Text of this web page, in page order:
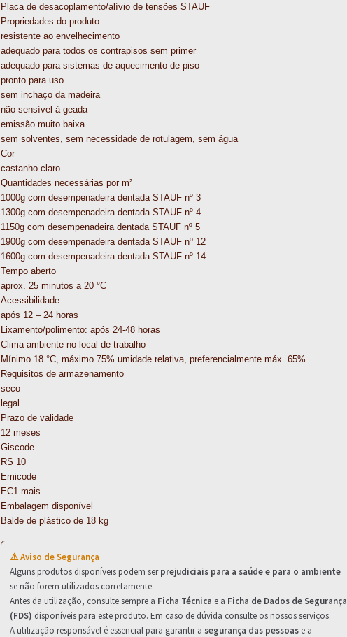
Placa de desacoplamento/alívio de tensões STAUF
Propriedades do produto
resistente ao envelhecimento
adequado para todos os contrapisos sem primer
adequado para sistemas de aquecimento de piso
pronto para uso
sem inchaço da madeira
não sensível à geada
emissão muito baixa
sem solventes, sem necessidade de rotulagem, sem água
Cor
castanho claro
Quantidades necessárias por m²
1000g com desempenadeira dentada STAUF nº 3
1300g com desempenadeira dentada STAUF nº 4
1150g com desempenadeira dentada STAUF nº 5
1900g com desempenadeira dentada STAUF nº 12
1600g com desempenadeira dentada STAUF nº 14
Tempo aberto
aprox. 25 minutos a 20 °C
Acessibilidade
após 12 – 24 horas
Lixamento/polimento: após 24-48 horas
Clima ambiente no local de trabalho
Mínimo 18 °C, máximo 75% umidade relativa, preferencialmente máx. 65%
Requisitos de armazenamento
seco
legal
Prazo de validade
12 meses
Giscode
RS 10
Emicode
EC1 mais
Embalagem disponível
Balde de plástico de 18 kg
⚠️ Aviso de Segurança
Alguns produtos disponíveis podem serprejudiciais para a saúde e para o ambiente
se não forem utilizados corretamente.
Antes da utilização, consulte sempre a Ficha Técnica e a Ficha de Dados de Segurança
(FDS) disponíveis para este produto. Em caso de dúvida consulte os nossos serviços.
A utilização responsável é essencial para garantir a segurança das pessoase a